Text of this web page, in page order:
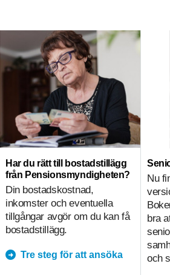
Har du rätt till bostadstillägg
från Pensionsmyndigheten?
Din bostadskostnad,
inkomster och eventuella
tillgångar avgör om du kan få
bostadstillägg.
Tre steg för att ansöka
Nu
bra
och